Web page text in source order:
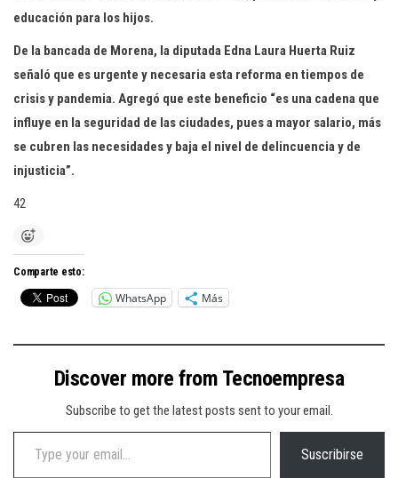
educación para los hijos.
De la bancada de Morena, la diputada Edna Laura Huerta Ruiz
señaló que es urgente y necesaria esta reforma en tiempos de
crisis y pandemia. Agregó que este beneficio “es una cadena que
influye en la seguridad de las ciudades, pues a mayor salario, más
se cubren las necesidades y baja el nivel de delincuencia y de
injusticia”.
42
Comparte esto:
WhatsApp Más
Discover more from Tecnoempresa
Subscribe to get the latest posts sent to your email.
Type your email…
Suscribirse